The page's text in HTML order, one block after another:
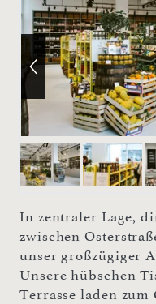
In zentraler Lage,
zwischen
unser großzügiger
Unsere hübschen
Terrasse laden zum